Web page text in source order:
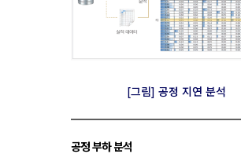
[그림] 공정 지연 분석
공정 부하 분석